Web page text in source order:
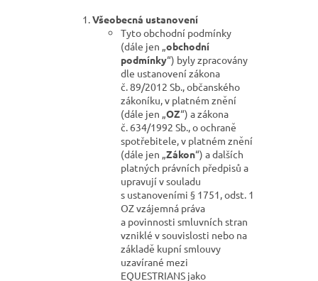
Všeobecná ustanovení
Tyto obchodní podmínky
(dále jen „obchodní
podmínky“) byly zpracovány
dle ustanovení zákona
č. 89/2012 Sb., občanského
zákoníku, v platném znění
(dále jen „OZ“) a zákona
č. 634/1992 Sb., o ochraně
spotřebitele, v platném znění
(dále jen „Zákon“) a dalších
platných právních předpisů a
upravují v souladu
s ustanoveními § 1751, odst. 1
OZ vzájemná práva
a povinnosti smluvních stran
vzniklé v souvislosti nebo na
základě kupní smlouvy
uzavírané mezi
EQUESTRIANS jako